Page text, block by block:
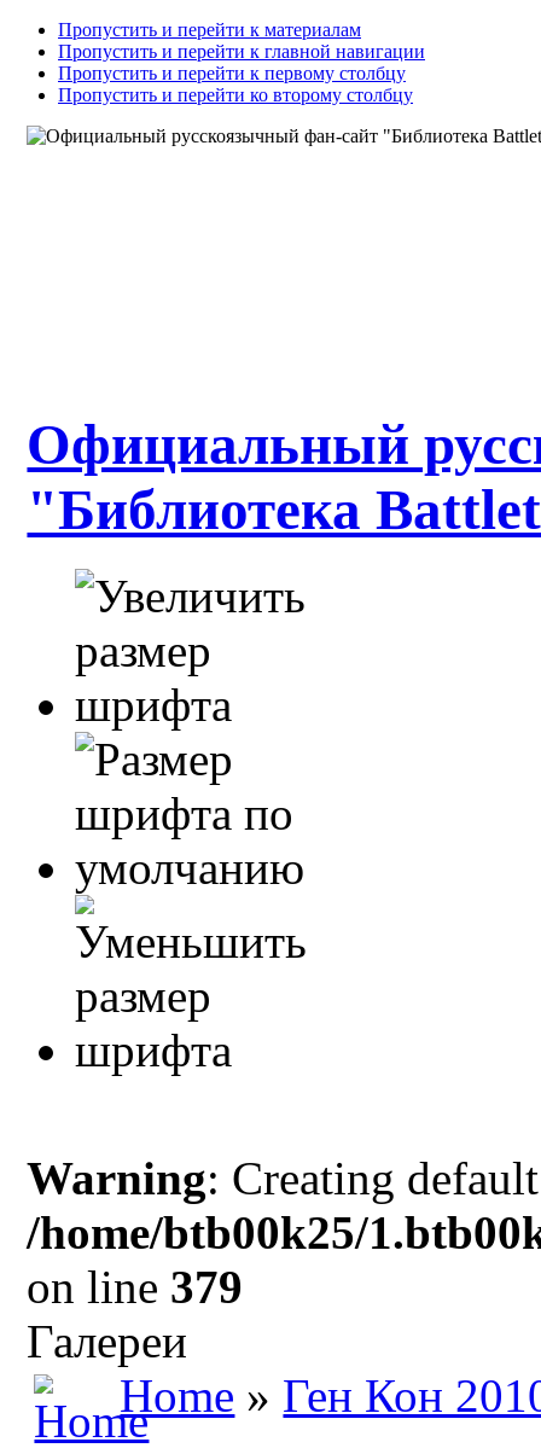
Пропустить и перейти к материалам
Пропустить и перейти к главной навигации
Пропустить и перейти к первому столбцу
Пропустить и перейти ко второму столбцу
Официальный
"Библиотека
Warning: Creating
/home/btb00k25/
on line 379
Галереи
Home » Ген Кон